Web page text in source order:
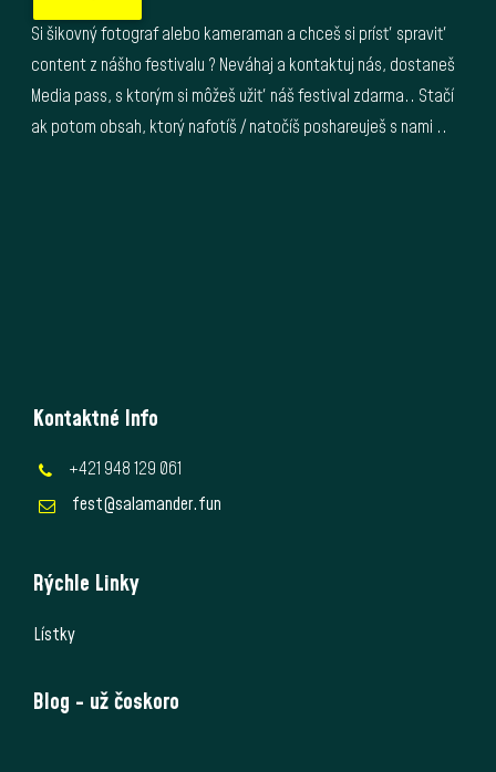
Si šikovný fotograf alebo kameraman a chceš si prísť spraviť
content z nášho festivalu ? Neváhaj a kontaktuj nás, dostaneš
Media pass, s ktorým si môžeš užiť náš festival zdarma.. Stačí
ak potom obsah, ktorý nafotíš / natočíš poshareuješ s nami ..
Kontaktné Info
+421 948 129 061
fest@salamander.fun
Rýchle Linky
Lístky
Blog - už čoskoro